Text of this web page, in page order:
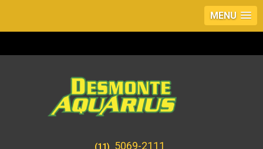
MENU
(11) 5069-2111